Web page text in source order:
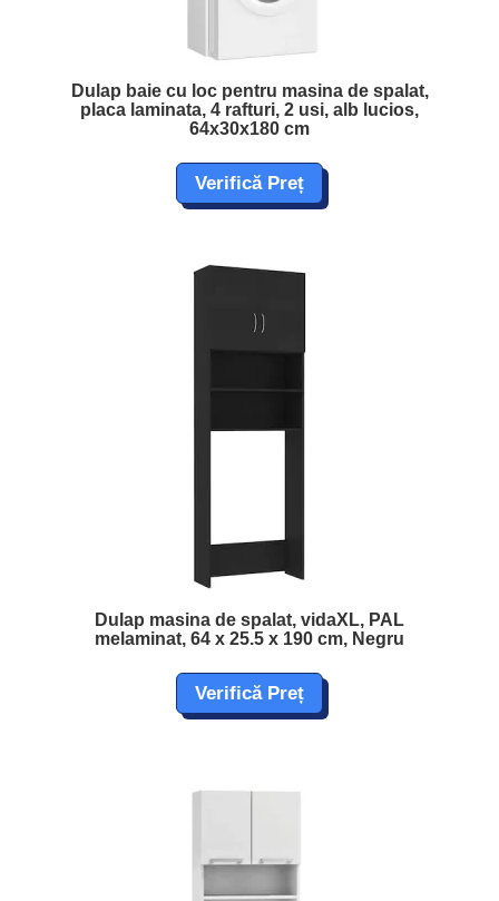
Dulap baie cu loc pentru masina de spalat,
placa laminata, 4 rafturi, 2 usi, alb lucios,
64x30x180 cm
Verifică Preț
Dulap masina de spalat, vidaXL, PAL
melaminat, 64 x 25.5 x 190 cm, Negru
Verifică Preț